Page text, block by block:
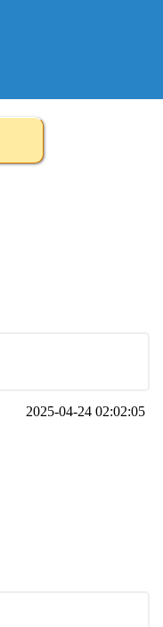
2025-04-24 02:02:05